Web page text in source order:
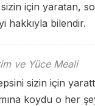
için yaratan,
hakkıyla bilendir.
ve Yüce Meali
sizin için
koydu o her